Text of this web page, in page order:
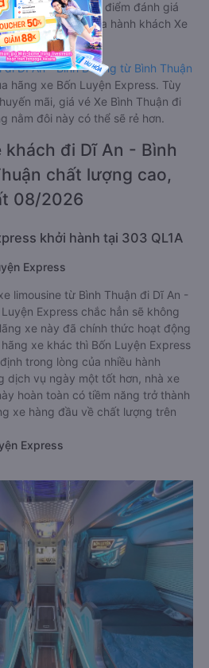
Trung bình với điểm đánh giá
546 phản hồi của hành khách Xe
Thuận.
Dĩ An - Bình Dương từ Bình Thuận
hãng xe Bốn Luyện Express. Tùy
mãi, giá vé Xe Bình Thuận đi
nằm đôi này có thể sẽ rẻ hơn.
khách đi Dĩ An - Bình
chất lượng cao,
08/2026
khởi hành tại 303 QL1A
Express
limousine từ Bình Thuận đi Dĩ An -
Express chắc hẳn sẽ không
xe này đã chính thức hoạt động
xe khác thì Bốn Luyện Express
trong lòng của nhiều hành
dịch vụ ngày một tốt hơn, nhà xe
hoàn toàn có tiềm năng trở thành
xe hàng đầu về chất lượng trên
Express